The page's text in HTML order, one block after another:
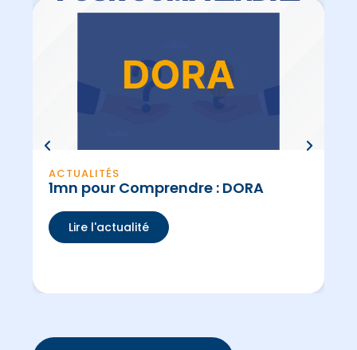
ACTUALITÉS
1mn pour Comprendre : DORA
Lire l'actualité